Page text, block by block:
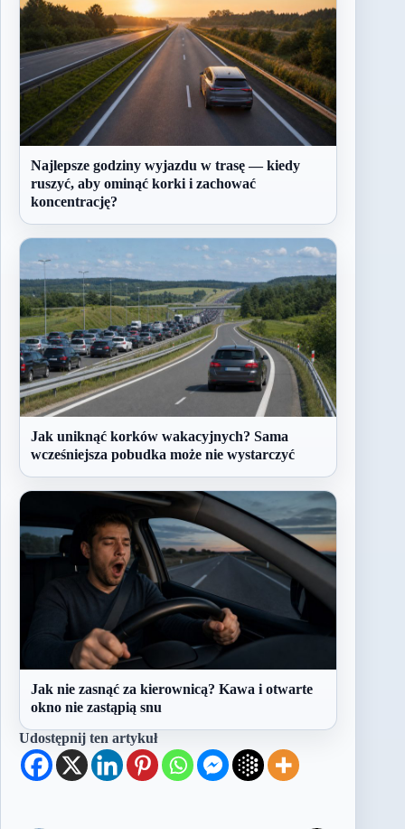
Najlepsze godziny wyjazdu w trasę — kiedy
ruszyć, aby ominąć korki i zachować
koncentrację?
Jak uniknąć korków wakacyjnych? Sama
wcześniejsza pobudka może nie wystarczyć
Jak nie zasnąć za kierownicą? Kawa i otwarte
okno nie zastąpią snu
Udostępnij ten artykuł